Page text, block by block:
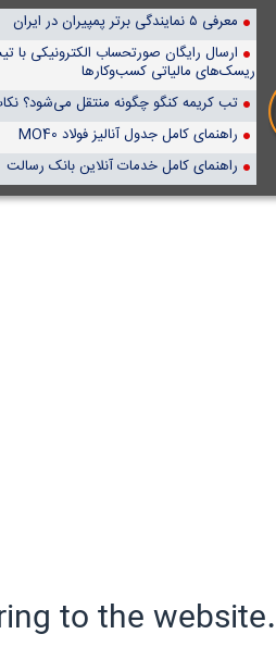
معرفی ۵ نمایندگی برتر پمپیران در ایران
ارسال رایگان صورتحساب الکترونیکی
ریسک‌های مالیاتی کسب‌وکارها
تب کریمه کنگو چگونه منتقل می‌شود؟
راهنمای کامل جدول آنالیز فولاد MO40
راهنمای کامل خدمات آنلاین بانک رسالت